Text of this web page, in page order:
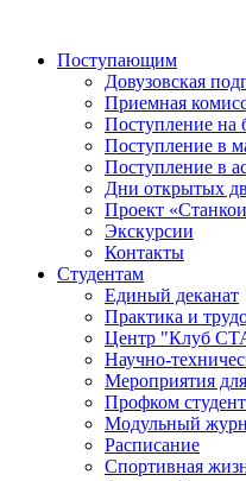
Поступающим
Довузовская
Приемная
Поступление на
Поступление в
Поступление в
Дни открытых
Проект
Экскурсии
Контакты
Студентам
Единый деканат
Практика и
Центр "Клуб
Научно-
Мероприятия
Профком
Модульный
Расписание
Спортивная